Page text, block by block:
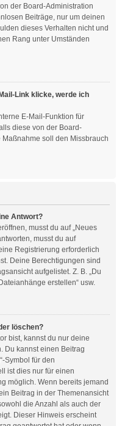
der Board-Administration
Beiträge, nur um deinen
dieses Verhalten nicht und
Rang unter Umständen
Link klicke, werde ich
E-Mail-Funktion für
diese von der Board-
soll den Missbrauch
Antwort?
musst du auf „Neues
musst du auf
Registrierung erforderlich
Deine Berechtigungen sind
aufgelistet. Z. B. „Du
erstellen“ usw.
löschen?
bist, kannst du nur deine
Du kannst einen Beitrag
Symbol für den
ist dies nur für einen
möglich. Wenn bereits jemand
Beitrag in der Themenansicht
die Anzahl als auch der
Dieser Hinweis erscheint